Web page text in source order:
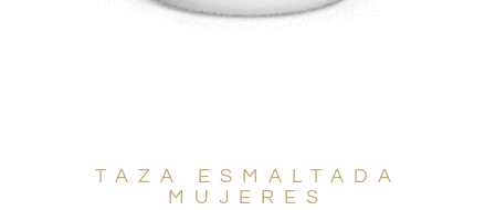
TAZA ESMALTADA
MUJERES